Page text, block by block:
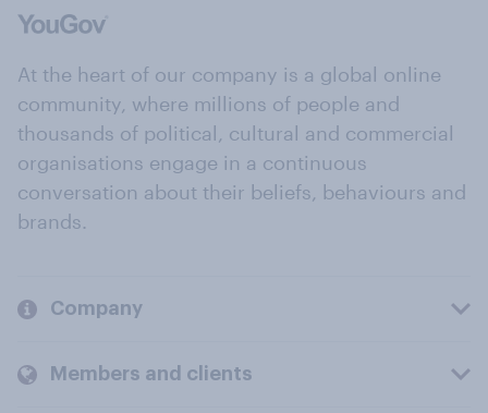
At the heart of our company is a global online
community, where millions of people and
thousands of political, cultural and commercial
organisations engage in a continuous
conversation about their beliefs, behaviours and
brands.
Company
Members and clients